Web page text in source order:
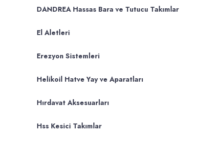
DANDREA Hassas Bara ve Tutucu Takımlar
El Aletleri
Erezyon Sistemleri
Helikoil Hatve Yay ve Aparatları
Hırdavat Aksesuarları
Hss Kesici Takımlar